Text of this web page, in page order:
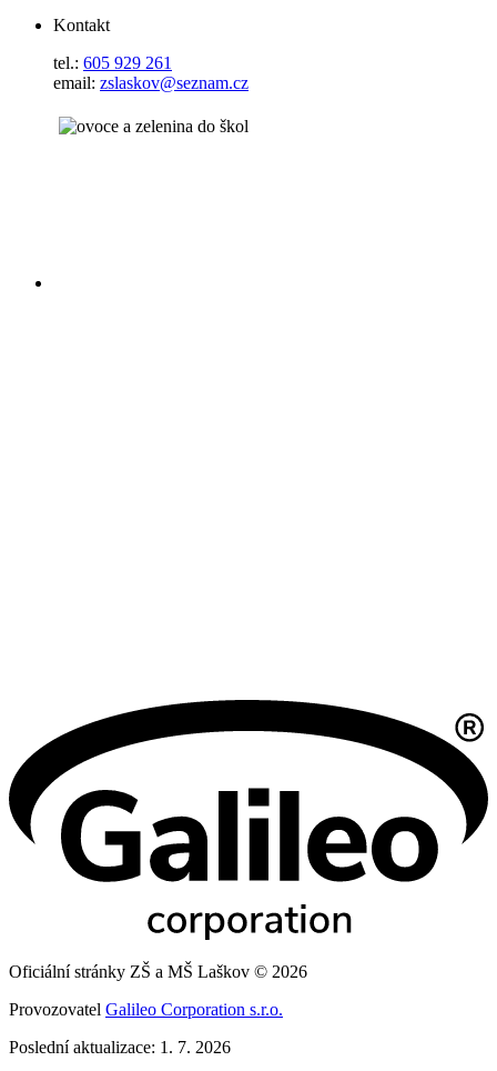
Kontakt
tel.: 605 929 261
email: zslaskov@seznam.cz
Oficiální stránky ZŠ a MŠ Laškov © 2026
Provozovatel Galileo Corporation s.r.o.
Poslední aktualizace: 1. 7. 2026